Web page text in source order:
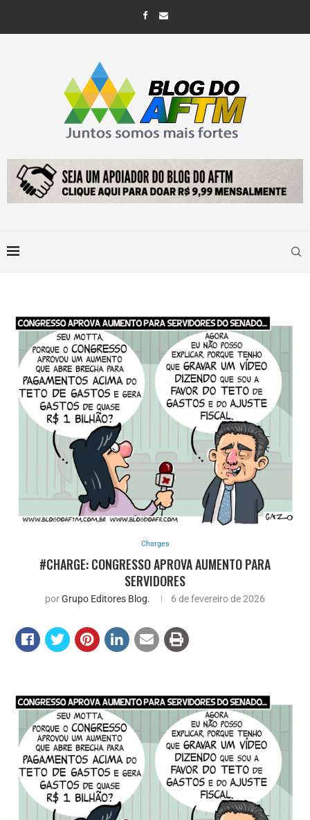
Charges
#CHARGE: CONGRESSO APROVA AUMENTO PARA
SERVIDORES
porGrupo Editores Blog. 6 de fevereiro de 2026